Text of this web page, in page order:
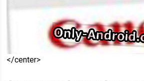
</center>